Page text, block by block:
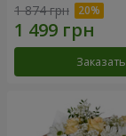
1 874 грн
Заказать